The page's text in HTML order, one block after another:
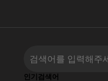
인기검색어